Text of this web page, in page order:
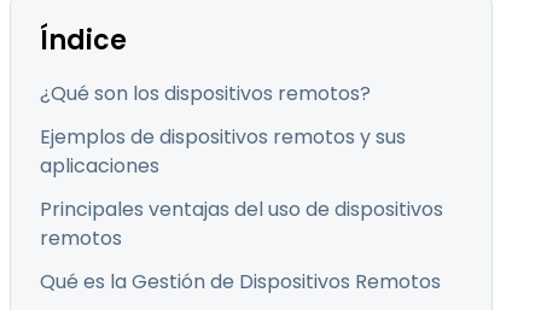
los
Índice
¿Qué son los dispositivos remotos?
Ejemplos de dispositivos remotos y sus
aplicaciones
Principales ventajas del uso de dispositivos
remotos
Qué es la Gestión de Dispositivos Remotos